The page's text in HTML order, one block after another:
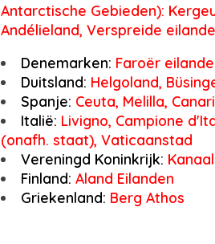
Antarctische Gebieden):
Andélieland, Verspreide
Denemarken: Faroër
Duitsland: Helgoland,
Spanje: Ceuta, Melilla,
Italië: Livigno, Campione
(onafh. staat), Vaticaanstad
Vereningd Koninkrijk:
Finland: Aland Eilanden
Griekenland: Berg Athos